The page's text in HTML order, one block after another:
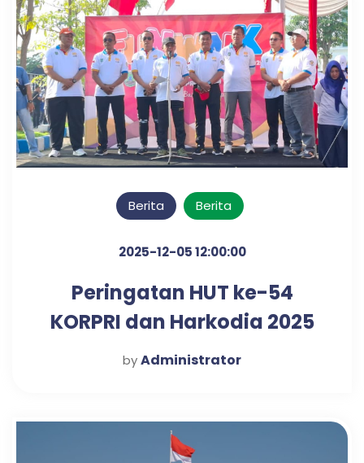
Berita Berita
2025-12-05 12:00:00
Peringatan HUT ke-54
KORPRI dan Harkodia 2025
Kabupaten Pasuruan
byAdministrator